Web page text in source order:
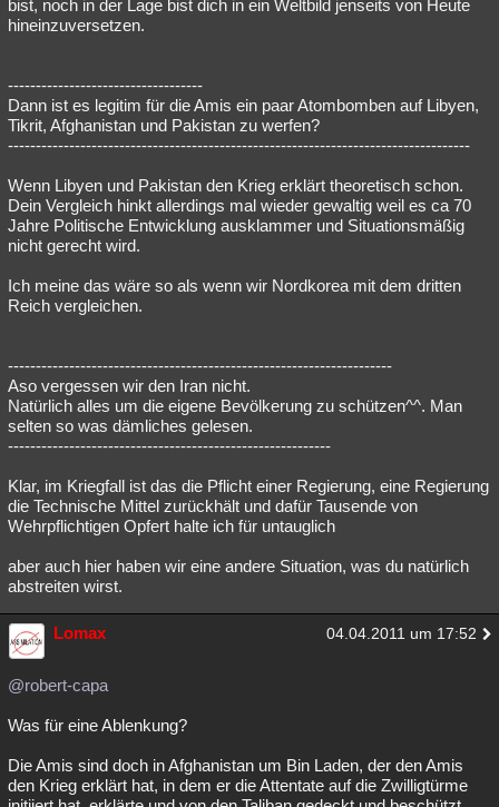
bist, noch in der Lage bist dich in ein Weltbild jenseits von Heute
hineinzuversetzen.
-----------------------------------
Dann ist es legitim für die Amis ein paar Atombomben auf Libyen,
Tikrit, Afghanistan und Pakistan zu werfen?
-----------------------------------------------------------------------------------
Wenn Libyen und Pakistan den Krieg erklärt theoretisch schon.
Dein Vergleich hinkt allerdings mal wieder gewaltig weil es ca 70
Jahre Politische Entwicklung ausklammer und Situationsmäßig
nicht gerecht wird.
Ich meine das wäre so als wenn wir Nordkorea mit dem dritten
Reich vergleichen.
---------------------------------------------------------------------
Aso vergessen wir den Iran nicht.
Natürlich alles um die eigene Bevölkerung zu schützen^^. Man
selten so was dämliches gelesen.
----------------------------------------------------------
Klar, im Kriegfall ist das die Pflicht einer Regierung, eine Regierung
die Technische Mittel zurückhält und dafür Tausende von
Wehrpflichtigen Opfert halte ich für untauglich
aber auch hier haben wir eine andere Situation, was du natürlich
abstreiten wirst.
Lomax 04.04.2011 um 17:52
@robert-capa
Was für eine Ablenkung?
Die Amis sind doch in Afghanistan um Bin Laden, der den Amis
den Krieg erklärt hat, in dem er die Attentate auf die Zwilligtürme